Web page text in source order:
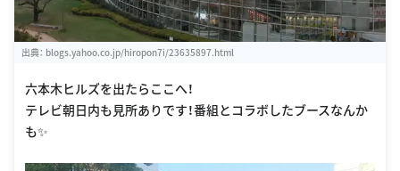
出典： blogs.yahoo.co.jp/hiropon7i/23635897.html
六本木ヒルズを出たらここへ！
テレビ朝日内も見所ありです！番組とコラボしたブースなんか
も✨